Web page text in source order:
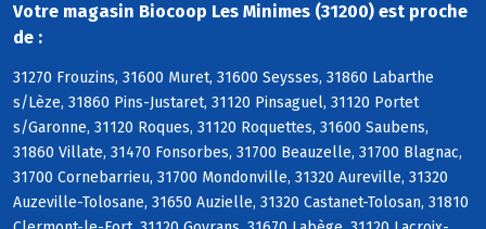
Votre magasin Biocoop Les Minimes (31200) est proche
de :
31270 Frouzins, 31600 Muret, 31600 Seysses, 31860 Labarthe
s/Lèze, 31860 Pins-Justaret, 31120 Pinsaguel, 31120 Portet
s/Garonne, 31120 Roques, 31120 Roquettes, 31600 Saubens,
31860 Villate, 31470 Fonsorbes, 31700 Beauzelle, 31700 Blagnac,
31700 Cornebarrieu, 31700 Mondonville, 31320 Aureville, 31320
Auzeville-Tolosane, 31650 Auzielle, 31320 Castanet-Tolosan, 31810